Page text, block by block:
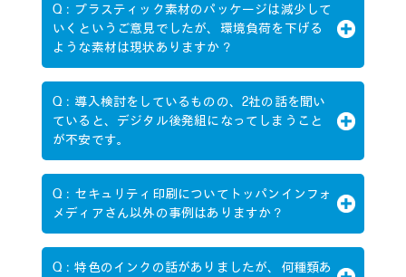
Q：プラスティック素材のパッケージは減少して
いくというご意見でしたが、環境負荷を下げる
ような素材は現状ありますか？
Q：導入検討をしているものの、2社の話を聞い
ていると、デジタル後発組になってしまうこと
が不安です。
Q：セキュリティ印刷についてトッパンインフォ
メディアさん以外の事例はありますか？
Q：特色のインクの話がありましたが、何種類あ